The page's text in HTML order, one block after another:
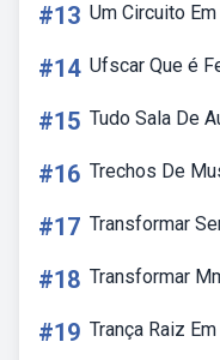
#13 Um Circuito
#14 Ufscar Que é
#15 Tudo Sala De
#16 Trechos De
#17 Transformar
#18 Transformar
#19 Trança Raiz